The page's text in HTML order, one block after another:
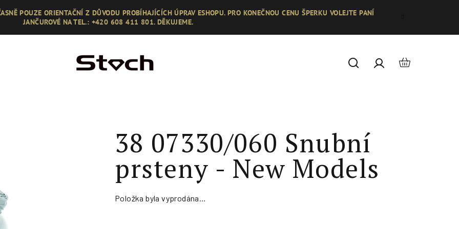
POUZE ORIENTAČNÍ Z DŮVODU PROBÍHAJÍCÍCH ÚPRAV ESHOPU. PRO KONEČNOU CENU ŠPERKU VOLEJTE PANÍ
JANČUROVÉ NA TEL.: +420 608 411 801. DĚKUJEME.
HledatPřihlášení
Nákupní
38 07330/060 Snubní
prsteny - New Models
Položka byla vyprodána…